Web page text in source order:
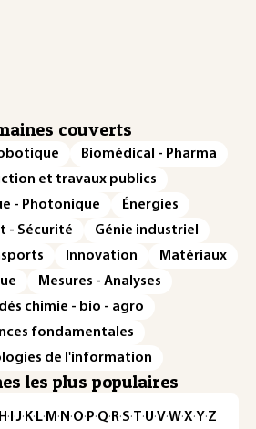
couverts
Biomédical - Pharma
et travaux publics
- Photonique
Énergies
- Sécurité
Génie industriel
Innovation
Matériaux
Mesures - Analyses
chimie - bio - agro
fondamentales
de l'information
les plus populaires
H · ·J· K· L· M · N ·O· P·Q· R·S·T·U·V·W·X·Y·Z